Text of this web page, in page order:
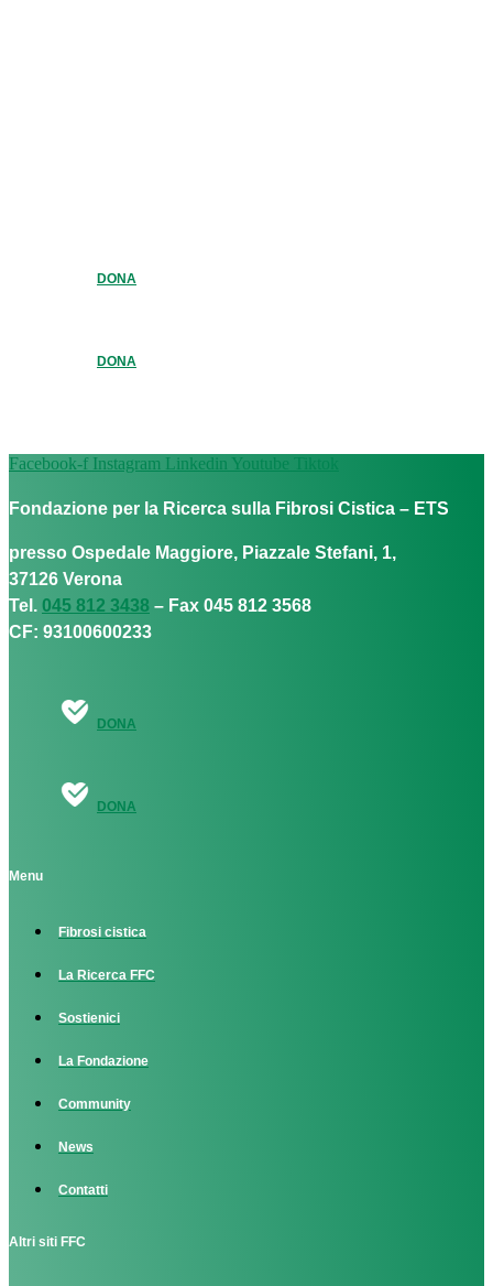
DONA
DONA
Facebook-f Instagram Linkedin Youtube Tiktok
Fondazione per la Ricerca sulla Fibrosi Cistica – ETS
presso Ospedale Maggiore, Piazzale Stefani, 1,
37126 Verona
Tel. 045 812 3438 – Fax 045 812 3568
CF: 93100600233
DONA
DONA
Menu
Fibrosi cistica
La Ricerca FFC
Sostienici
La Fondazione
Community
News
Contatti
Altri siti FFC